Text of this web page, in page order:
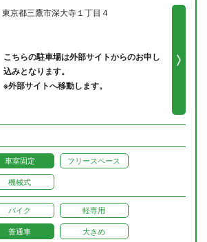
東京都三鷹市深大寺１丁目４
こちらの駐車場は外部サイトからのお申し
込みとなります。
※外部サイトへ移動します。
車室固定 フリースペース
機械式
バイク 軽専用
普通車 大きめ